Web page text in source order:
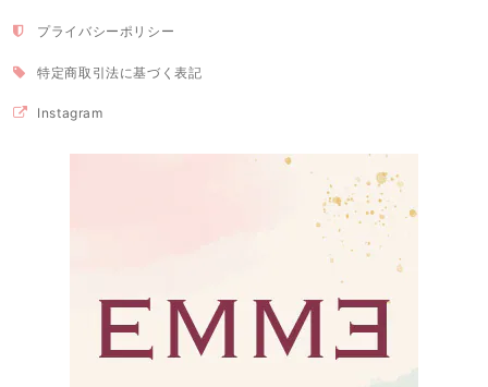
プライバシーポリシー
特定商取引法に基づく表記
Instagram